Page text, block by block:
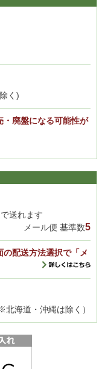
く)
・廃盤になる可能性が
送れます
メール便 基準数5
の配送方法選択で「メ
海道・沖縄は除く）